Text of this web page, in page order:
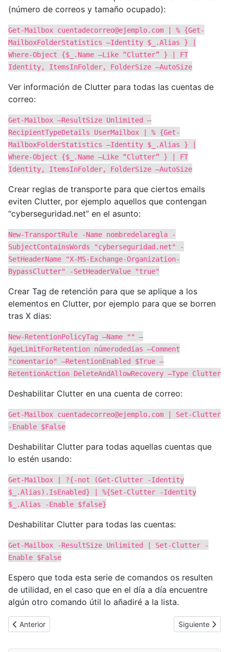
(número de correos y tamaño ocupado):
Get-Mailbox cuentadecorreo@ejemplo.com | % {Get-
MailboxFolderStatistics –Identity $_.Alias } |
Where-Object {$_.Name –Like “Clutter” } | FT
Identity, ItemsInFolder, FolderSize –AutoSize
Ver información de Clutter para todas las cuentas de
correo:
Get-Mailbox –ResultSize Unlimited –
RecipientTypeDetails UserMailbox | % {Get-
MailboxFolderStatistics –Identity $_.Alias } |
Where-Object {$_.Name –Like “Clutter” } | FT
Identity, ItemsInFolder, FolderSize –AutoSize
Crear reglas de transporte para que ciertos emails
eviten Clutter, por ejemplo aquellos que contengan
“cyberseguridad.net” en el asunto:
New-TransportRule -Name nombredelaregla -
SubjectContainsWords "cyberseguridad.net" -
SetHeaderName "X-MS-Exchange-Organization-
BypassClutter" -SetHeaderValue "true"
Crear Tag de retención para que se aplique a los
elementos en Clutter, por ejemplo para que se borren
tras X dias:
New-RetentionPolicyTag –Name "" –
AgeLimitForRetention númerodedias –Comment
"comentario" –RetentionEnabled $True –
RetentionAction DeleteAndAllowRecovery –Type Clutter
Deshabilitar Clutter en una cuenta de correo:
Get-Mailbox cuentadecorreo@ejemplo.com | Set-Clutter
-Enable $False
Deshabilitar Clutter para todas aquellas cuentas que
lo estén usando:
Get-Mailbox | ?{-not (Get-Clutter -Identity
$_.Alias).IsEnabled} | %{Set-Clutter -Identity
$_.Alias -Enable $false}
Deshabilitar Clutter para todas las cuentas:
Get-Mailbox -ResultSize Unlimited | Set-Clutter -
Enable $False
Espero que toda esta serie de comandos os resulten
de utilidad, en el caso que en el día a día encuentre
algún otro comando útil lo añadiré a la lista.
Artículo anterior: Grave vulnerabilidad en WinRAR relacionada
Anterior Artículo
Siguiente